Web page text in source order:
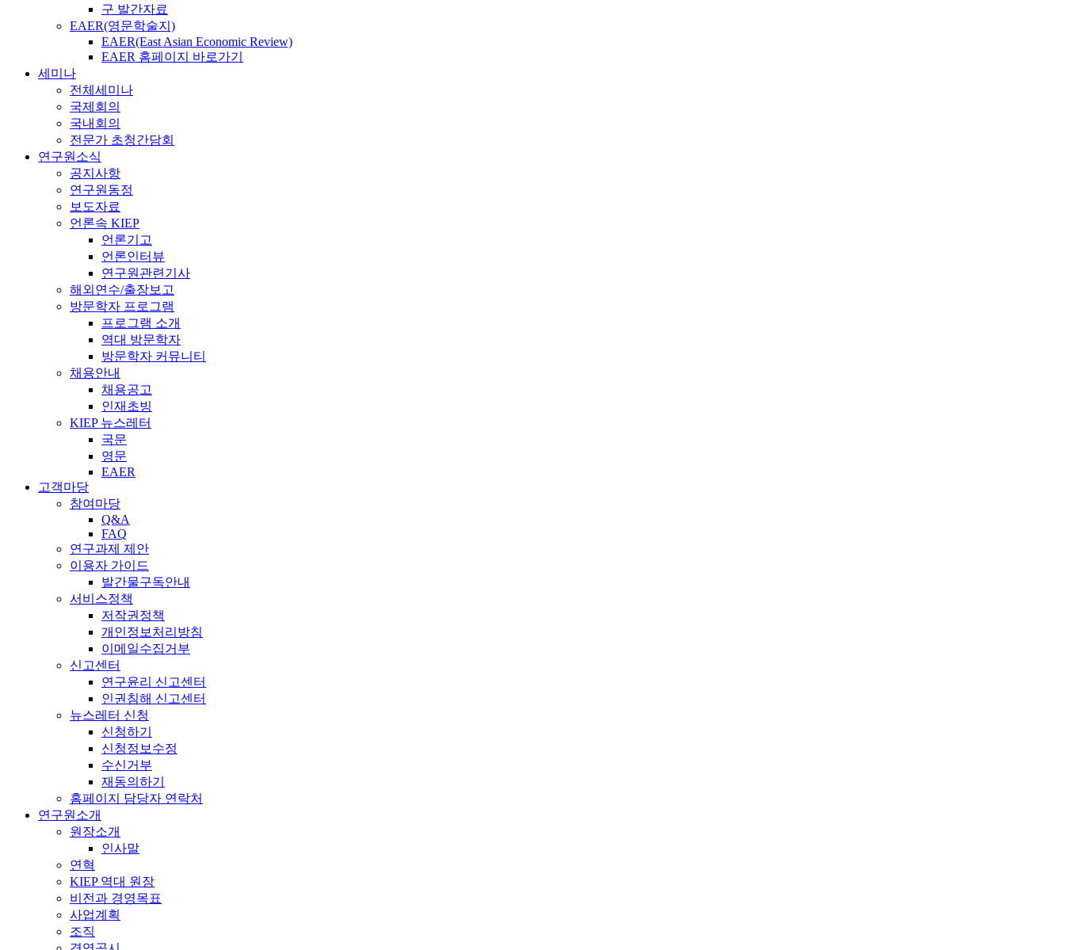
구 발간자료
EAER(영문학술지)
EAER(East Asian Economic Review)
EAER 홈페이지 바로가기
세미나
전체세미나
국제회의
국내회의
전문가 초청간담회
연구원소식
공지사항
연구원동정
보도자료
언론속 KIEP
언론기고
언론인터뷰
연구원관련기사
해외연수/출장보고
방문학자 프로그램
프로그램 소개
역대 방문학자
방문학자 커뮤니티
채용안내
채용공고
인재초빙
KIEP 뉴스레터
국문
영문
EAER
고객마당
참여마당
Q&A
FAQ
연구과제 제안
이용자 가이드
발간물구독안내
서비스정책
저작권정책
개인정보처리방침
이메일수집거부
신고센터
연구윤리 신고센터
인권침해 신고센터
뉴스레터 신청
신청하기
신청정보수정
수신거부
재동의하기
홈페이지 담당자 연락처
연구원소개
원장소개
인사말
연혁
KIEP 역대 원장
비전과 경영목표
사업계획
조직